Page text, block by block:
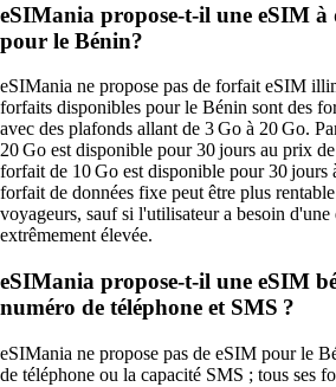
eSIMania propose-t-il une eSIM à
pour le Bénin?
eSIMania ne propose pas de forfait eSIM
forfaits disponibles pour le Bénin sont des
avec des plafonds allant de 3 Go à 20 Go.
20 Go est disponible pour 30 jours au prix
forfait de 10 Go est disponible pour 30
forfait de données fixe peut être plus
voyageurs, sauf si l'utilisateur a besoin d'une
extrêmement élevée.
eSIMania propose-t-il une eSIM
numéro de téléphone et SMS ?
eSIMania ne propose pas de eSIM pour le
de téléphone ou la capacité SMS ; tous ses